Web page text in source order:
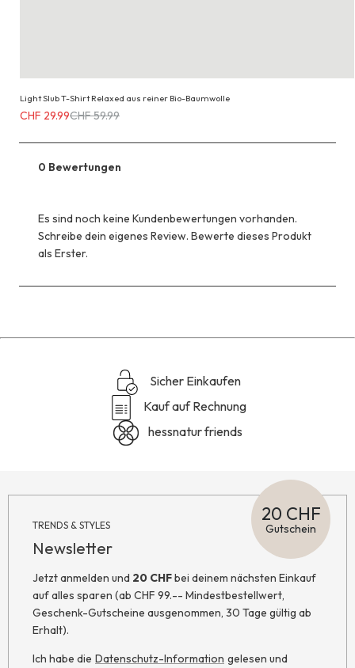
Light Slub T-Shirt Relaxed aus reiner Bio-Baumwolle
Erhältlich
CHF 29.99
anstatt
CHF 59.99
CHF 29.99CHF 59.99
0 Bewertungen
Es sind noch keine Kundenbewertungen vorhanden.
Schreibe dein eigenes Review. Bewerte dieses Produkt
als Erster.
Sicher Einkaufen
Kauf auf Rechnung
hessnatur friends
TRENDS & STYLES
Newsletter
20 CHF
Gutschein
Jetzt anmelden und 20 CHFbei deinem nächsten Einkauf
auf alles sparen (ab CHF 99.-- Mindestbestellwert,
Geschenk-Gutscheine ausgenommen, 30 Tage gültig ab
Erhalt).
Ich habe die Datenschutz-Information gelesen und